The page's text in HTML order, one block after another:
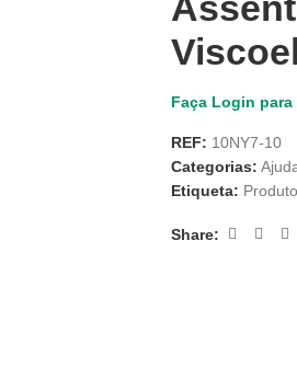
Faça Login para
REF: 10NY7-10
Categorias:
Etiqueta:
Share: